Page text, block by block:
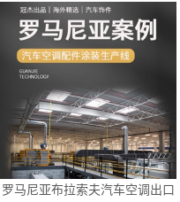
罗马尼亚布拉索夫汽车空调出口